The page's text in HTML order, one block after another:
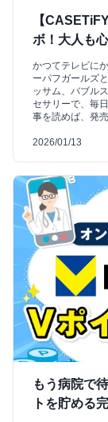
【
ボ！大人も
かつてテレビに
ーパフガールズ
ッサム、バブル
セサリーで、毎
事を読めば、発
2026/01/13
もう病院で
トを貯める